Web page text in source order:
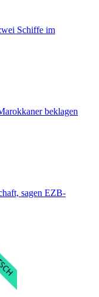
Schiffe im
beklagen
sagen EZB-